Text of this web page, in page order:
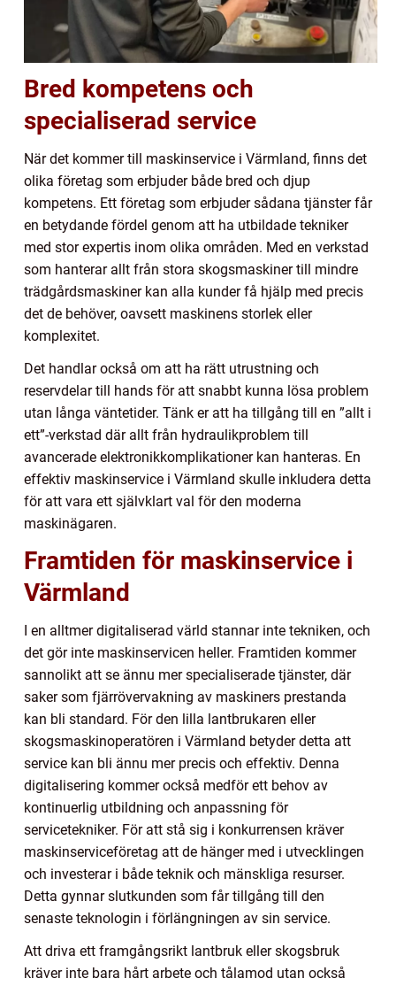
Bred kompetens och
specialiserad service
När det kommer till maskinservice i Värmland, finns det
olika företag som erbjuder både bred och djup
kompetens. Ett företag som erbjuder sådana tjänster får
en betydande fördel genom att ha utbildade tekniker
med stor expertis inom olika områden. Med en verkstad
som hanterar allt från stora skogsmaskiner till mindre
trädgårdsmaskiner kan alla kunder få hjälp med precis
det de behöver, oavsett maskinens storlek eller
komplexitet.
Det handlar också om att ha rätt utrustning och
reservdelar till hands för att snabbt kunna lösa problem
utan långa väntetider. Tänk er att ha tillgång till en ”allt i
ett”-verkstad där allt från hydraulikproblem till
avancerade elektronikkomplikationer kan hanteras. En
effektiv maskinservice i Värmland skulle inkludera detta
för att vara ett självklart val för den moderna
maskinägaren.
Framtiden för maskinservice i
Värmland
I en alltmer digitaliserad värld stannar inte tekniken, och
det gör inte maskinservicen heller. Framtiden kommer
sannolikt att se ännu mer specialiserade tjänster, där
saker som fjärrövervakning av maskiners prestanda
kan bli standard. För den lilla lantbrukaren eller
skogsmaskinoperatören i Värmland betyder detta att
service kan bli ännu mer precis och effektiv. Denna
digitalisering kommer också medför ett behov av
kontinuerlig utbildning och anpassning för
servicetekniker. För att stå sig i konkurrensen kräver
maskinserviceföretag att de hänger med i utvecklingen
och investerar i både teknik och mänskliga resurser.
Detta gynnar slutkunden som får tillgång till den
senaste teknologin i förlängningen av sin service.
Att driva ett framgångsrikt lantbruk eller skogsbruk
kräver inte bara hårt arbete och tålamod utan också